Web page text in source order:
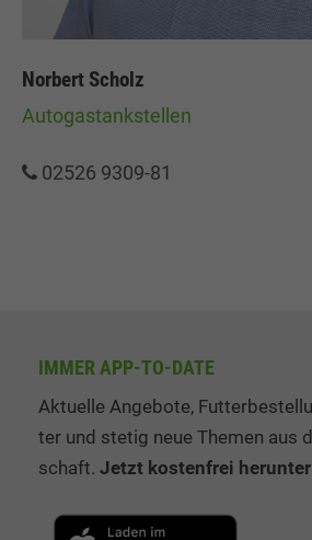
Norbert Scholz
Autogastankstellen
02526 9309-81
IMMER APP-TO-DATE
Aktuelle Angebote,
ter und stetig neue The­men aus
schaft. Jetzt kos­ten­frei